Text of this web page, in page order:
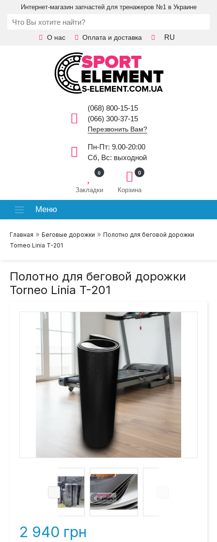
Интернет-магазин запчастей для тренажеров №1 в Украине
О нас Оплата и доставка RU
(068) 800-15-15
(066) 300-37-15
Перезвонить Вам?
Пн-Пт: 9.00-20:00
Сб, Вс: выходной
Закладки
0
Корзина
0
Меню
Главная » Беговые дорожки » Полотно для беговой дорожки
Torneo Linia T-201
Полотно для беговой дорожки
Torneo Linia T-201
2 940 грн